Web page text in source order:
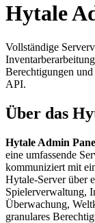
Hytale
Vollständige
Berechtigungen
API.
Über das
Hytale Admin
eine umfassende
kommuniziert mit
Hytale-Server über
Spielerverwaltung,
Überwachung,
granulares